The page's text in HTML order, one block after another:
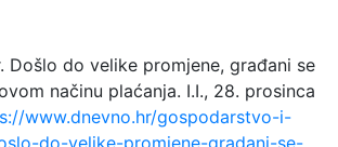
Došlo do velike promjene, građani se
načinu plaćanja. I.I., 28. prosinca
www.dnevno.hr/gospodarstvo-i-